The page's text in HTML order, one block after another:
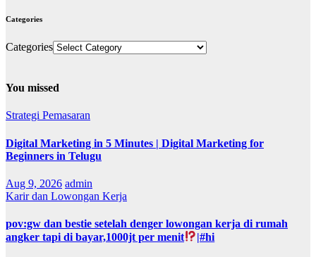
Categories
Categories
You missed
Strategi Pemasaran
Digital Marketing in 5 Minutes | Digital Marketing for
Beginners in Telugu
Aug 9, 2026 admin
Karir dan Lowongan Kerja
pov:gw dan bestie setelah denger lowongan kerja di rumah
angker tapi di bayar,1000jt per menit
|#hi